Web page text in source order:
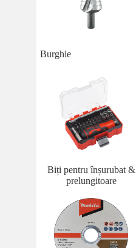
Burghie
Biți pentru înșurubat &
prelungitoare